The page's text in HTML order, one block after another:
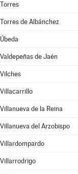
Torres
Torres de Albánchez
Úbeda
Valdepeñas de Jaén
Vilches
Villacarrillo
Villanueva de la Reina
Villanueva del Arzobispo
Villardompardo
Villarrodrigo